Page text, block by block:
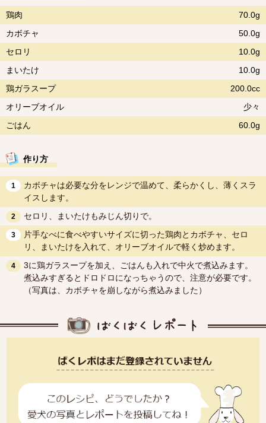
鶏肉
70.0g
カボチャ
50.0g
セロリ
10.0g
まいたけ
10.0g
鶏ガラスープ
200.0cc
オリーブオイル
少々
ごはん
60.0g
作り方
1
カボチャは必要な分をレンジで温めて、柔らかくし、薄くスラ
イスします。
2 セロリ、まいたけもみじん切りで。
3
片手なべに食べやすいサイズに切った鶏肉とカボチャ、セロ
リ、まいたけを入れて、オリーブオイルで軽く炒めます。
4
3に鶏ガラスープを加え、ごはんも入れで中火で煮込みます。
煮込みすぎるとドロドロになっちゃうので、注意が必要です。
（写真は、カボチャを崩しながら煮込みました）